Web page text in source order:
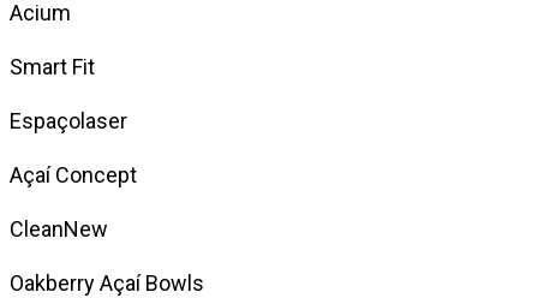
Acium
Smart Fit
Espaçolaser
Açaí Concept
CleanNew
Oakberry Açaí Bowls